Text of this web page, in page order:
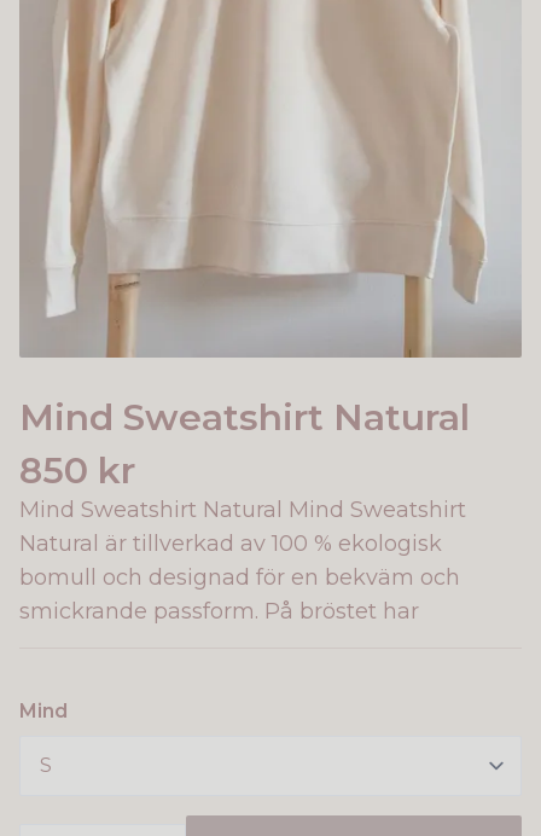
Mind Sweatshirt Natural
850 kr
Mind Sweatshirt Natural Mind Sweatshirt
Natural är tillverkad av 100 % ekologisk
bomull och designad för en bekväm och
smickrande passform. På bröstet har
Mind